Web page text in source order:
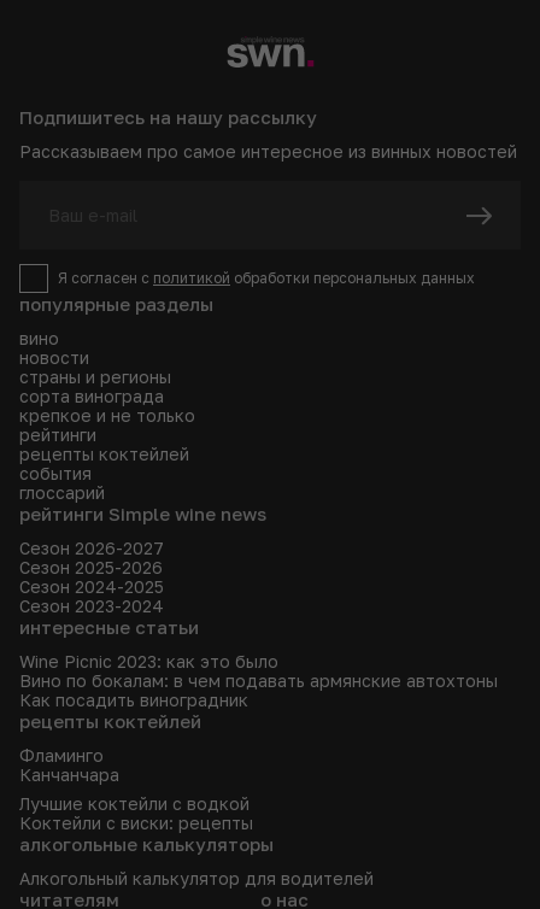
популярные разделы
вино
новости
страны и регионы
сорта винограда
крепкое и не только
рейтинги
рецепты коктейлей
события
глоссарий
рейтинги Simple wine news
Сезон 2026-2027
Сезон 2025-2026
Сезон 2024-2025
Сезон 2023-2024
интересные статьи
Wine Picnic 2023: как это было
Вино по бокалам: в чем подавать армянские автохтоны
Как посадить виноградник
рецепты коктейлей
Фламинго
Канчанчара
Лучшие коктейли с водкой
Коктейли с виски: рецепты
алкогольные калькуляторы
Алкогольный калькулятор для водителей
читателям о нас
Подпишитесь на нашу рассылку
Рассказываем про самое интересное из винных новостей
Я согласен с политикой обработки персональных данных